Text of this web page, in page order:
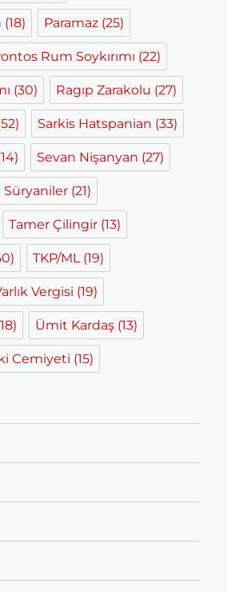
(18) Paramaz (25)
Rum Soykırımı (22)
(30) Ragıp Zarakolu (27)
Sarkis Hatspanian (33)
Sevan Nişanyan (27)
Süryaniler (21)
Tamer Çilingir (13)
TKP/ML (19)
Vergisi (19)
Ümit Kardaş (13)
Cemiyeti (15)